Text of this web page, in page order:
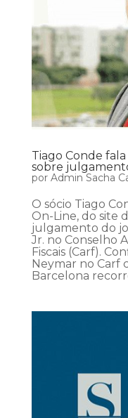
Tiago Conde fala
sobre
por Admin Sacha
O sócio Tiago
On-Line, do site
julgamento do
Jr. no Conselho
Fiscais (Carf).
Neymar no Carf
Barcelona